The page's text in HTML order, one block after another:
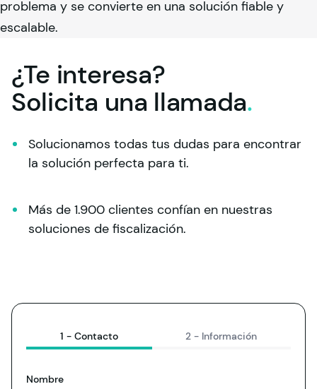
problema y se convierte en una solución fiable y
escalable.
¿Te interesa?
Solicita una llamada.
Solucionamos todas tus dudas para encontrar
la solución perfecta para ti.
Más de 1.900 clientes confían en nuestras
soluciones de fiscalización.
1 - Contacto 2 - Información
Nombre